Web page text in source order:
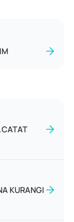
CATAT
KURANGI